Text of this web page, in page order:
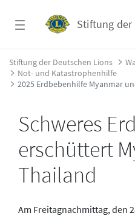
Stiftung der
2025 Erdbebenhilfe
Stiftung der Deutschen Lions
Not- und Katastrophenhilfe
2025 Erdbebenhilfe Myanmar
Schweres
erschüttert
Thailand
Am Freitagnachmittag, den